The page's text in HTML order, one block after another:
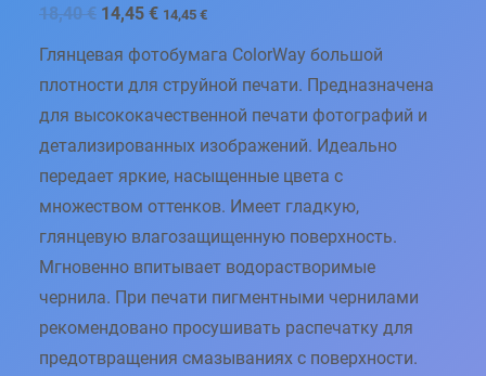
18,40€ П
р
в
о
а
а
л
ь
н
я
е
н
а
с
о
с
14,45 €Т
к
у
щ
я
е
н
а
:
4
4
5
€
14,45 €
Глянцевая фотобумага ColorWay большой
плотности для струйной печати. Предназначена
для высококачественной печати фотографий и
детализированных изображений. Идеально
передает яркие, насыщенные цвета с
множеством оттенков. Имеет гладкую,
глянцевую влагозащищенную поверхность.
Мгновенно впитывает водорастворимые
чернила. При печати пигментными чернилами
рекомендовано просушивать распечатку для
предотвращения смазываниях с поверхности.